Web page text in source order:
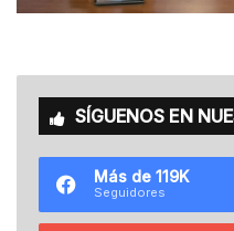
SÍGUENOS EN
Más de 119K
Seguidores